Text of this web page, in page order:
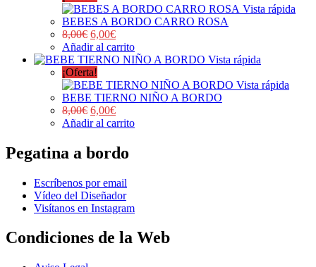
Vista rápida
BEBES A BORDO CARRO ROSA
8,00€ 6,00€
Añadir al carrito
Vista rápida
¡Oferta!
Vista rápida
BEBE TIERNO NIÑO A BORDO
8,00€ 6,00€
Añadir al carrito
Pegatina a bordo
Escríbenos por email
Vídeo del Diseñador
Visítanos en Instagram
Condiciones de la Web